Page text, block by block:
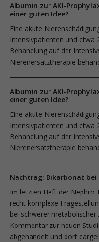
Albumin zur AKI-
einer guten Idee?
Eine akute
Intensivpatienten und etwa
Behandlung auf der
Nierenersatztherapie
Albumin zur AKI-
einer guten Idee?
Eine akute
Intensivpatienten und etwa
Behandlung auf der
Nierenersatztherapie
Nachtrag: Bikarbonat
Im letzten Heft der
recht komplexe
bei schwerer
Kommentar zur neuen
abgehandelt und dort